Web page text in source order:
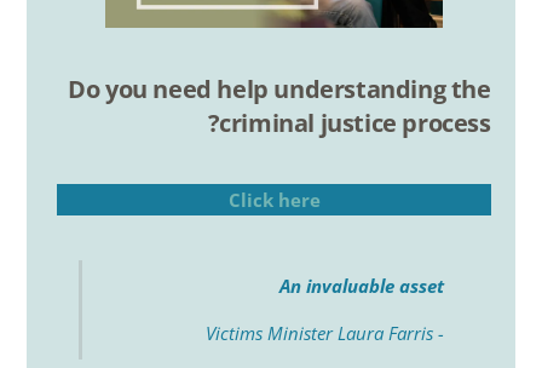
Do you need help understanding the
criminal justice process?
Click here
An invaluable asset
- Victims Minister Laura Farris